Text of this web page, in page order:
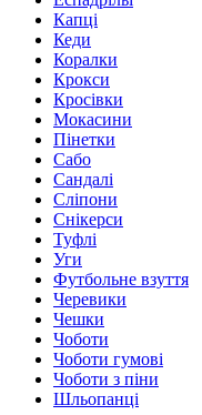
Капці
Кеди
Коралки
Крокси
Кросівки
Мокасини
Пінетки
Сабо
Сандалі
Сліпони
Снікерси
Туфлі
Уги
Футбольне взуття
Черевики
Чешки
Чоботи
Чоботи гумові
Чоботи з піни
Шльопанці